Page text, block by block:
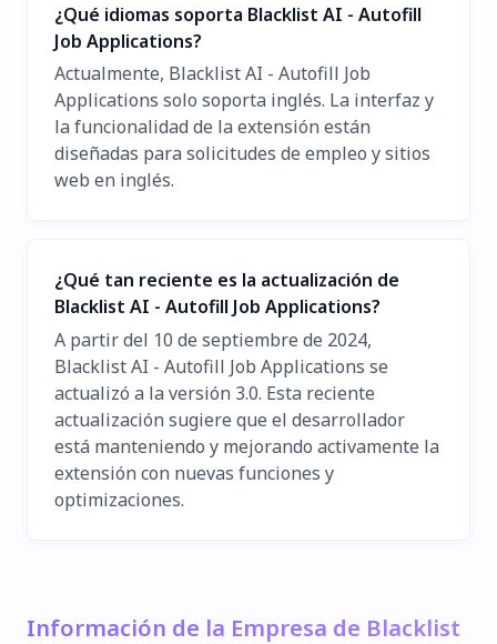
¿Qué idiomas soporta Blacklist AI - Autofill
Job Applications?
Actualmente, Blacklist AI - Autofill Job
Applications solo soporta inglés. La interfaz y
la funcionalidad de la extensión están
diseñadas para solicitudes de empleo y sitios
web en inglés.
¿Qué tan reciente es la actualización de
Blacklist AI - Autofill Job Applications?
A partir del 10 de septiembre de 2024,
Blacklist AI - Autofill Job Applications se
actualizó a la versión 3.0. Esta reciente
actualización sugiere que el desarrollador
está manteniendo y mejorando activamente la
extensión con nuevas funciones y
optimizaciones.
Información de la Empresa de Blacklist